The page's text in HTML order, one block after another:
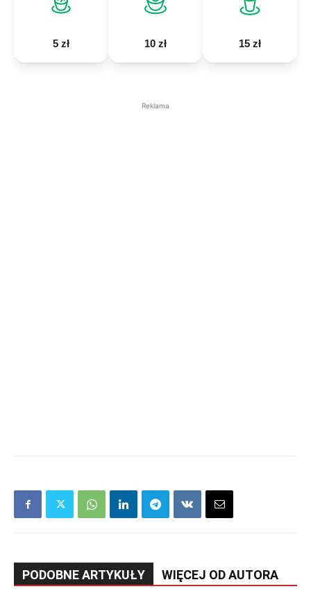
5 zł 10 zł 15 zł
Reklama
PODOBNE ARTYKUŁY WIĘCEJ OD AUTORA